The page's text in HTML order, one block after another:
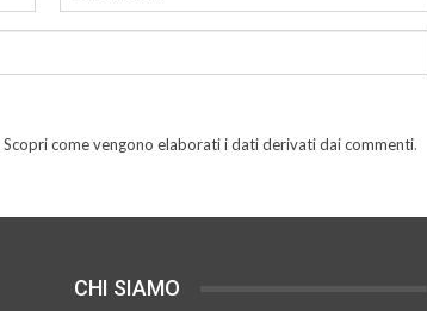
Scopri come vengono elaborati i dati derivati dai commenti.
CHI SIAMO